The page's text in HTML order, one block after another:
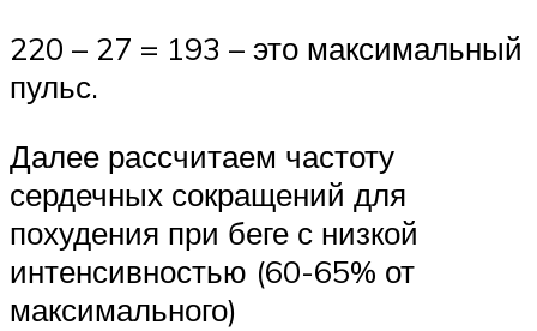
220 – 27 = 193 – это максимальный
пульс.
Далее рассчитаем частоту
сердечных сокращений для
похудения при беге с низкой
интенсивностью (60-65% от
максимального)